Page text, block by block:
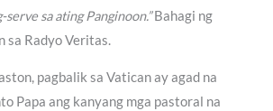
sa ating Panginoon.”Bahagi ng
sa Radyo Veritas.
pagbalik sa Vatican ay agad na
Papa ang kanyang mga pastoral na